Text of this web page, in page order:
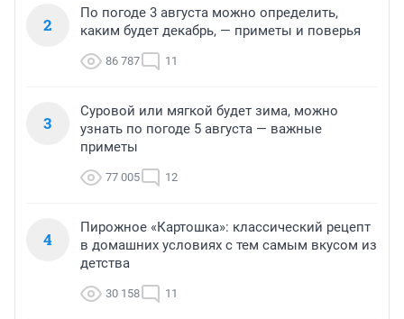
2
По погоде 3 августа можно определить,
каким будет декабрь, — приметы и поверья
86 787 11
3
Суровой или мягкой будет зима, можно
узнать по погоде 5 августа — важные
приметы
77 005 12
4
Пирожное «Картошка»: классический рецепт
в домашних условиях с тем самым вкусом из
детства
30 158 11